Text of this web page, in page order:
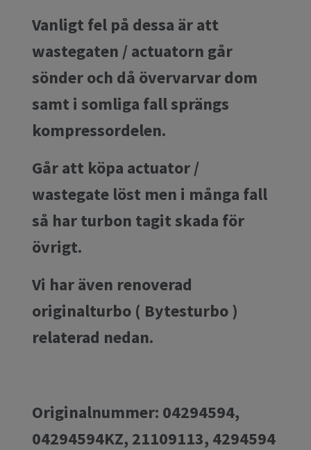
Vanligt fel på dessa är att
wastegaten / actuatorn går
sönder och då övervarvar dom
samt i somliga fall sprängs
kompressordelen.
Går att köpa actuator /
wastegate löst men i många fall
så har turbon tagit skada för
övrigt.
Vi har även renoverad
originalturbo ( Bytesturbo )
relaterad nedan.
Originalnummer: 04294594,
04294594KZ, 21109113, 4294594